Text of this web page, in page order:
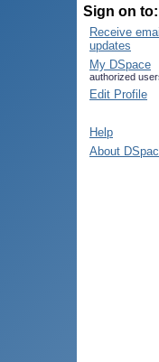
Sign on to:
Receive email
updates
My DSpace
authorized
Edit Profile
Help
About